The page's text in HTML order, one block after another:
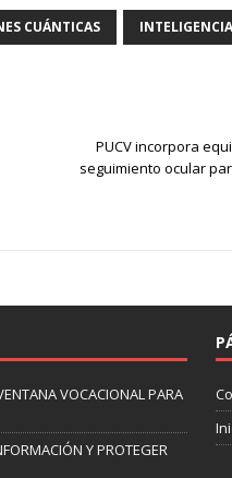
CUÁNTICAS
PUCV incorpora
seguimiento ocular
VOCACIONAL PARA
Y PROTEGER